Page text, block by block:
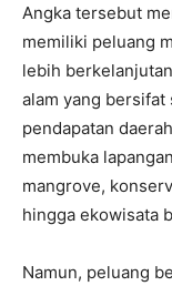
Angka tersebut
memiliki peluang
lebih
alam yang bersifat
pendapatan
membuka
mangrove,
hingga ekowisata
Namun, peluang